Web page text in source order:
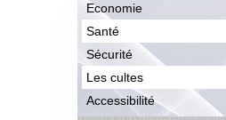
Economie
Santé
Sécurité
Les cultes
Accessibilité